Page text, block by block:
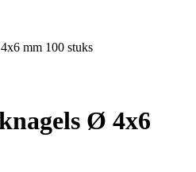
mm 100 stuks
Ø 4x6